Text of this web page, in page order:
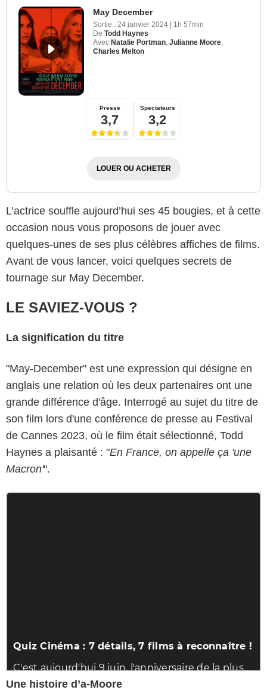
May December
Sortie : 24 janvier 2024 | 1h 57min
De Todd Haynes
Avec Natalie Portman Julianne Moore
Charles Melton
Presse
3,7
Spectateurs
3,2
LOUER OU ACHETER
L’actrice souffle aujourd’hui ses 45 bougies, et à cette
occasion nous vous proposons de jouer avec
quelques-unes de ses plus célèbres affiches de films.
Avant de vous lancer, voici quelques secrets de
tournage sur May December.
LE SAVIEZ-VOUS ?
La signification du titre
"May-December" est une expression qui désigne en
anglais une relation où les deux partenaires ont une
grande différence d'âge. Interrogé au sujet du titre de
son film lors d'une conférence de presse au Festival
de Cannes 2023, où le film était sélectionné, Todd
Haynes a plaisanté : "En France, on appelle ça 'une
Macron'".
Une histoire d’a-Moore